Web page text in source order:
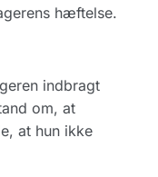
hæftelse.
indbragt
om, at
at hun ikke